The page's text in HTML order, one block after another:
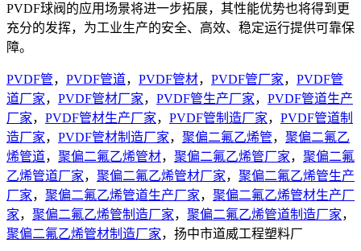
PVDF球阀的应用场景将进一步拓展，其性能优势也将得到更
充分的发挥，为工业生产的安全、高效、稳定运行提供可靠保
障。
PVDF管， PVDF管道， PVDF管材， PVDF管厂家， PVDF管
道厂家， PVDF管材厂家， PVDF管生产厂家， PVDF管道生产
厂家， PVDF管材生产厂家， PVDF管制造厂家， PVDF管道制
造厂家， PVDF管材制造厂家， 聚偏二氟乙烯管， 聚偏二氟乙
烯管道， 聚偏二氟乙烯管材， 聚偏二氟乙烯管厂家， 聚偏二氟
乙烯管道厂家， 聚偏二氟乙烯管材厂家， 聚偏二氟乙烯管生产
厂家， 聚偏二氟乙烯管道生产厂家， 聚偏二氟乙烯管材生产厂
家， 聚偏二氟乙烯管制造厂家， 聚偏二氟乙烯管道制造厂家，
聚偏二氟乙烯管材制造厂家，扬中市道威工程塑料厂